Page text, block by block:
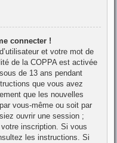
connecter !
et votre mot de
de la COPPA est activée
de 13 ans pendant
que vous avez
que les nouvelles
vous-même ou soit par
ouvrir une session ;
inscription. Si vous
les instructions. Si